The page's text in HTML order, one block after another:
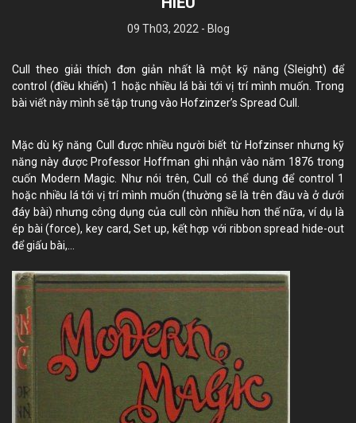
09 Th03, 2022 - Blog
Cull theo giải thích đơn giản nhất là một kỹ năng (Sleight) để
control (điều khiển) 1 hoặc nhiều lá bài tới vị trí mình muốn. Trong
bài viết này mình sẽ tập trung vào Hofzinzer’s Spread Cull.
Mặc dù kỹ năng Cull được nhiều người biết từ Hofzinser nhưng kỹ
năng này được Professor Hoffman ghi nhận vào năm 1876 trong
cuốn Modern Magic . Như nói trên, Cull có thể dung để control 1
hoặc nhiều lá tới vị trí mình muốn (thường sẽ là trên đầu và ở dưới
đáy bài) nhưng công dụng của cull còn nhiều hơn thế nữa, ví dụ là
ép bài (force), key card, Set up, kết hợp với ribbon spread hide-out
để giấu bài,…